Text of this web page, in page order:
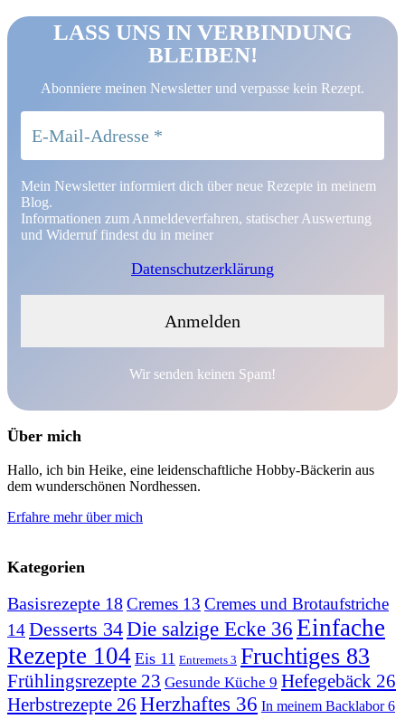
LASS UNS IN VERBINDUNG
BLEIBEN!
Abonniere meinen Newsletter und verpasse kein Rezept.
Mein Newsletter informiert dich über neue Rezepte in meinem
Blog.
Informationen zum Anmeldeverfahren, statischer Auswertung
und Widerruf findest du in meiner
Datenschutzerklärung
Wir senden keinen Spam!
Über mich
Hallo, ich bin Heike, eine leidenschaftliche Hobby-Bäckerin aus
dem wunderschönen Nordhessen.
Erfahre mehr über mich
Kategorien
Basisrezepte 18Cremes 13 Cremes und Brotaufstriche
14Desserts 34Die salzige Ecke 36 Einfache
Rezepte 104 Eis 11 Entremets 3 Fruchtiges 83
Frühlingsrezepte 23 Gesunde Küche 9 Hefegebäck 26
Herbstrezepte 26 Herzhaftes 36 In meinem Backlabor6